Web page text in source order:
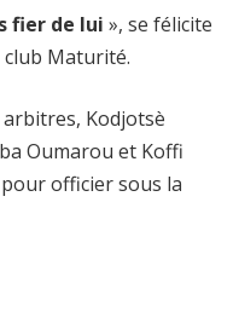
fier de lui », se félicite
Maturité.
Kodjotsè
Oumarou et Koffi
officier sous la